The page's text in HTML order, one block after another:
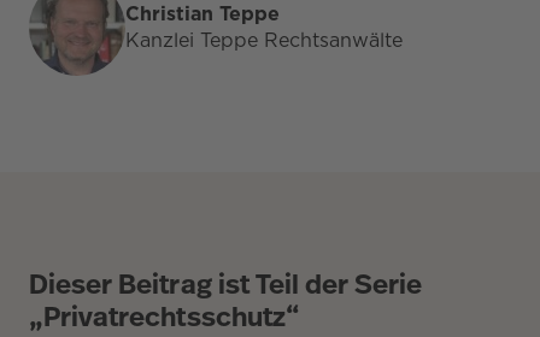
Christian Teppe
Kanzlei Teppe Rechtsanwälte
Dieser Beitrag ist Teil der Serie
„Privatrechtsschutz“